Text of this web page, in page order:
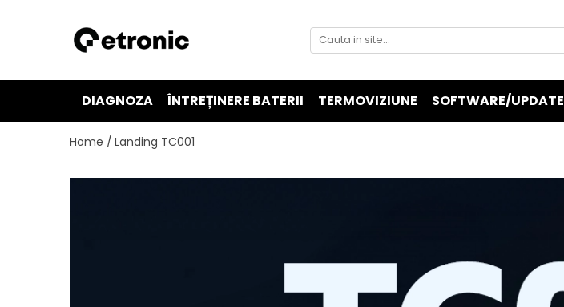
DIAGNOZA ÎNTREȚINERE BATERII TERMOVIZIUNE SOFTWARE/UPDATE
Home / Landing TC001